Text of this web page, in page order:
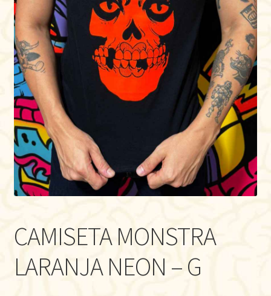
CAMISETA MONSTRA
LARANJA NEON – G